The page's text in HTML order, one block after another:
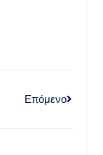
Επόμενο